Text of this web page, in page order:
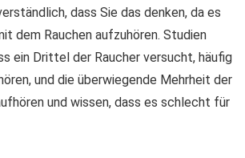
dass Sie das denken, da es
dem Rauchen aufzuhören. Studien
ein Drittel der Raucher versucht, häufig
und die überwiegende Mehrheit der
und wissen, dass es schlecht für